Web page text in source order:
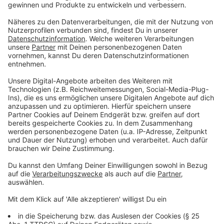
Wir benötigen Ihre
Zustimmung, um den YouTube
Video-Service zu laden!
Wir verwenden einen Service eines
Drittanbieters, um Videoinhalte
Daten zu Ihren Aktivitäten
sammeln. Bitte lesen Sie die
Details durch und stimmen Sie der
Nutzung des Service zu, um dieses
Video anzusehen.
Mehr Informationen
Akzeptieren
Management Platform
rausbringen. Doch der Scherz seines Chefs wird
plötzlich zu Dannys großem Ziel.
Anzeige